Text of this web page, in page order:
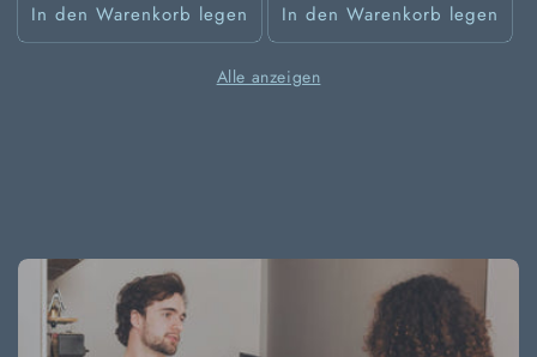
In den Warenkorb legen In den Warenkorb legen
Alle anzeigen